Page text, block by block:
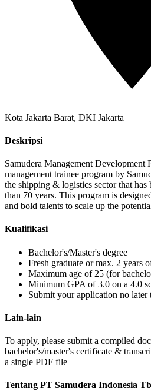
Kota Jakarta Barat, DKI Jakarta
Deskripsi
Samudera Management Development
management trainee program by
the shipping & logistics sector that has
than 70 years. This program is
and bold talents to scale up the
Kualifikasi
Bachelor's/Master's degree
Fresh graduate or max. 2 years
Maximum age of 25 (for
Minimum GPA of 3.0 on a 4.0
Submit your application no
Lain-lain
To apply, please submit a compiled
bachelor's/master's certificate &
a single PDF file
Tentang PT Samudera Indonesia